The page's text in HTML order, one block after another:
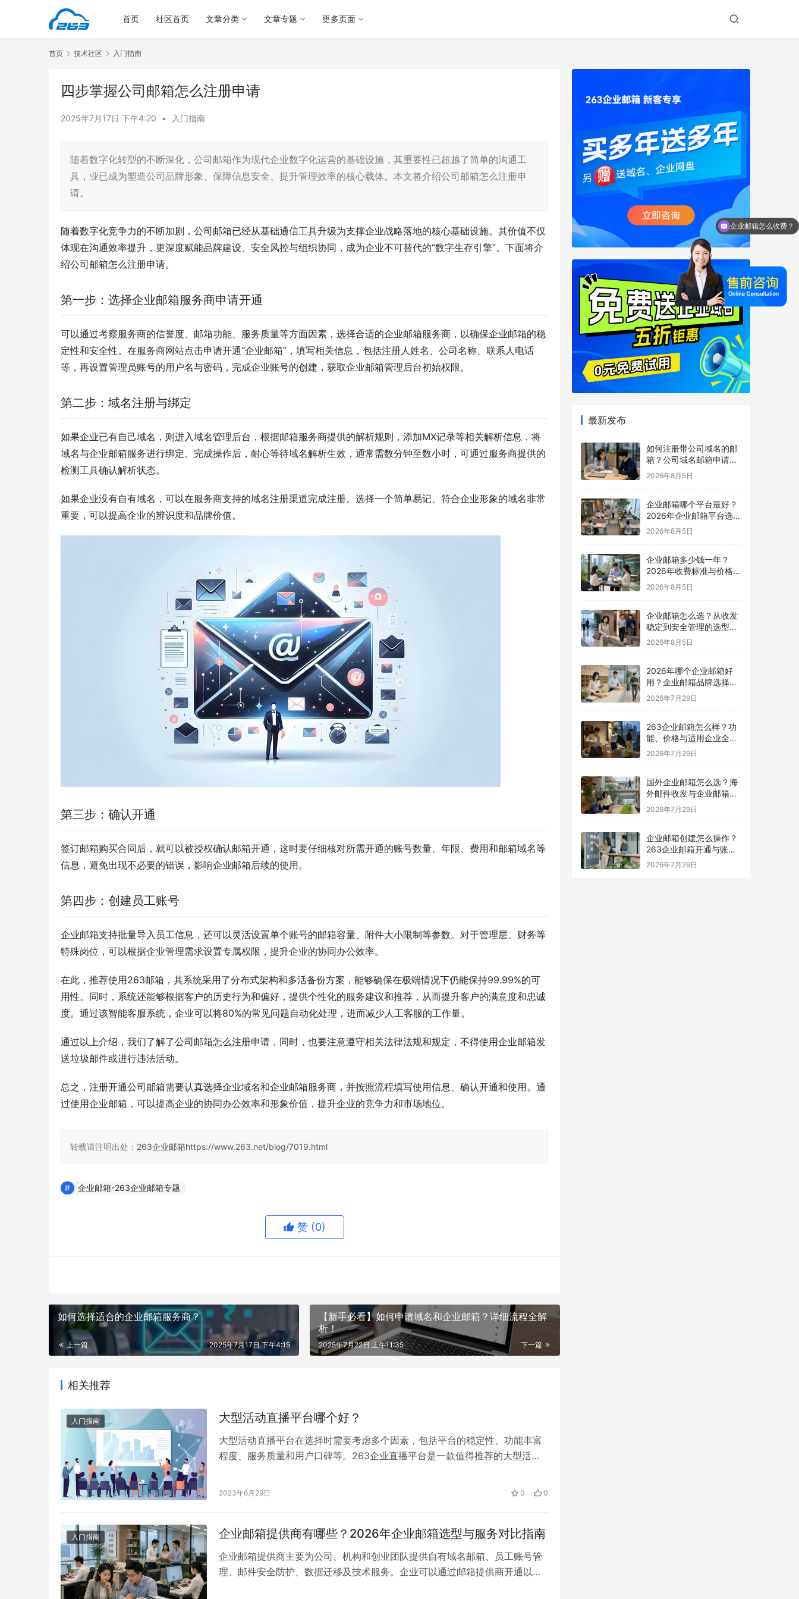
首页 社区首页 文章分类 文章专题 更多页面
首页 技术社区 入门指南
四步掌握公司邮箱怎么注册申请
2025年7月17日 下午4:20 • 入门指南
随着数字化转型的不断深化，公司邮箱作为现代企业数字化运营的基础设施，其重要性已超越了简单的沟通工
具，业已成为塑造公司品牌形象、保障信息安全、提升管理效率的核心载体。本文将介绍公司邮箱怎么注册申
请。
随着数字化竞争力的不断加剧，公司邮箱已经从基础通信工具升级为支撑企业战略落地的核心基础设施。其价值不仅
体现在沟通效率提升，更深度赋能品牌建设、安全风控与组织协同，成为企业不可替代的“数字生存引擎”。下面将介
绍公司邮箱怎么注册申请。
第一步：选择企业邮箱服务商申请开通
可以通过考察服务商的信誉度、邮箱功能、服务质量等方面因素，选择合适的企业邮箱服务商，以确保企业邮箱的稳
定性和安全性。在服务商网站点击申请开通“企业邮箱”，填写相关信息，包括注册人姓名、公司名称、联系人电话
等，再设置管理员账号的用户名与密码，完成企业账号的创建，获取企业邮箱管理后台初始权限。
第二步：域名注册与绑定
如果企业已有自己域名，则进入域名管理后台，根据邮箱服务商提供的解析规则，添加MX记录等相关解析信息，将
域名与企业邮箱服务进行绑定。完成操作后，耐心等待域名解析生效，通常需数分钟至数小时，可通过服务商提供的
检测工具确认解析状态。
如果企业没有自有域名，可以在服务商支持的域名注册渠道完成注册。选择一个简单易记、符合企业形象的域名非常
重要，可以提高企业的辨识度和品牌价值。
第三步：确认开通
签订邮箱购买合同后，就可以被授权确认邮箱开通，这时要仔细核对所需开通的账号数量、年限、费用和邮箱域名等
信息，避免出现不必要的错误，影响企业邮箱后续的使用。
第四步：创建员工账号
企业邮箱支持批量导入员工信息，还可以灵活设置单个账号的邮箱容量、附件大小限制等参数。对于管理层、财务等
特殊岗位，可以根据企业管理需求设置专属权限，提升企业的协同办公效率。
在此，推荐使用263邮箱，其系统采用了分布式架构和多活备份方案，能够确保在极端情况下仍能保持99.99%的可
用性。同时，系统还能够根据客户的历史行为和偏好，提供个性化的服务建议和推荐，从而提升客户的满意度和忠诚
度。通过该智能客服系统，企业可以将80%的常见问题自动化处理，进而减少人工客服的工作量。
通过以上介绍，我们了解了公司邮箱怎么注册申请，同时，也要注意遵守相关法律法规和规定，不得使用企业邮箱发
送垃圾邮件或进行违法活动。
总之，注册开通公司邮箱需要认真选择企业域名和企业邮箱服务商，并按照流程填写使用信息、确认开通和使用。通
过使用企业邮箱，可以提高企业的协同办公效率和形象价值，提升企业的竞争力和市场地位。
转载请注明出处： 263企业邮箱https://www.263.net/blog/7019.html
企业邮箱-263企业邮箱专题
赞 (0)
如何选择适合的企业邮箱服务商？
上一篇 2025年7月17日 下午4:15
【新手必看】如何申请域名和企业邮箱？详细流程全解
析！
下一篇
2025年7月22日 上午11:35
相关推荐
入门指南 大型活动直播平台哪个好？
大型活动直播平台在选择时需要考虑多个因素，包括平台的稳定性、功能丰富
程度、服务质量和用户口碑等。263企业直播平台是一款值得推荐的大型活动
2023年6月29日 0 0
入门指南 企业邮箱提供商有哪些？2026年企业邮箱选型与服务对比指南
企业邮箱提供商主要为公司、机构和创业团队提供自有域名邮箱、员工账号管
理、邮件安全防护、数据迁移及技术服务。企业可以通过邮箱提供商开通以公
最新发布
如何注册带公司域名的邮
箱？公司域名邮箱申请与
配置指南
2026年8月5日
企业邮箱哪个平台最好？
2026年企业邮箱平台选择
指南
2026年8月5日
企业邮箱多少钱一年？
2026年收费标准与价格计
算指南
2026年8月5日
企业邮箱怎么选？从收发
稳定到安全管理的选型指
南
2026年8月5日
2026年哪个企业邮箱好
用？企业邮箱品牌选择指
南
2026年7月29日
263企业邮箱怎么样？功
能、价格与适用企业全面
解析
2026年7月29日
国外企业邮箱怎么选？海
外邮件收发与企业邮箱选
择指南
2026年7月29日
企业邮箱创建怎么操作？
263企业邮箱开通与账号
设置指南
2026年7月29日
企业邮箱怎么收费？